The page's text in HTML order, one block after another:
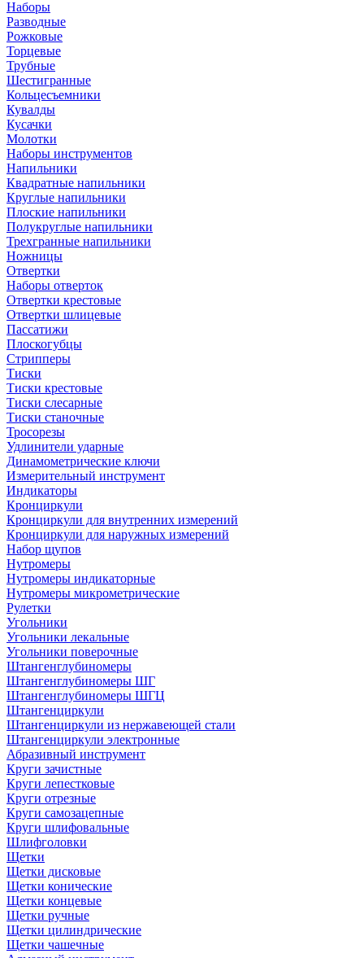
Наборы
Разводные
Рожковые
Торцевые
Трубные
Шестигранные
Кольцесъемники
Кувалды
Кусачки
Молотки
Наборы инструментов
Напильники
Квадратные напильники
Круглые напильники
Плоские напильники
Полукруглые напильники
Трехгранные напильники
Ножницы
Отвертки
Наборы отверток
Отвертки крестовые
Отвертки шлицевые
Пассатижи
Плоскогубцы
Стрипперы
Тиски
Тиски крестовые
Тиски слесарные
Тиски станочные
Тросорезы
Удлинители ударные
Динамометрические ключи
Измерительный инструмент
Индикаторы
Кронциркули
Кронциркули для внутренних измерений
Кронциркули для наружных измерений
Набор щупов
Нутромеры
Нутромеры индикаторные
Нутромеры микрометрические
Рулетки
Угольники
Угольники лекальные
Угольники поверочные
Штангенглубиномеры
Штангенглубиномеры ШГ
Штангенглубиномеры ШГЦ
Штангенциркули
Штангенциркули из нержавеющей стали
Штангенциркули электронные
Абразивный инструмент
Круги зачистные
Круги лепестковые
Круги отрезные
Круги самозацепные
Круги шлифовальные
Шлифголовки
Щетки
Щетки дисковые
Щетки конические
Щетки концевые
Щетки ручные
Щетки цилиндрические
Щетки чашечные